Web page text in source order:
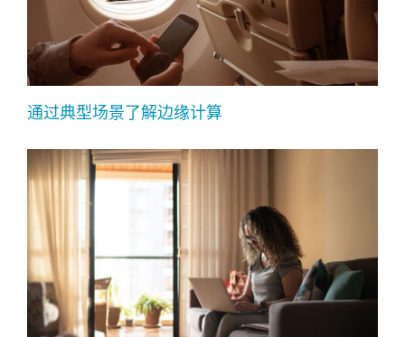
通过典型场景了解边缘计算